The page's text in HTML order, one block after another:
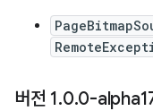
버전 1.0.0-